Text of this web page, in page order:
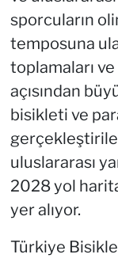
sporcuların
temposuna
toplamaları
açısından
bisikleti ve
uluslararası
2028 yol
yer alıyor.
Türkiye